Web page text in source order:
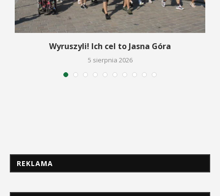
Wyruszyli! Ich cel to Jasna Góra
5 sierpnia 2026
REKLAMA